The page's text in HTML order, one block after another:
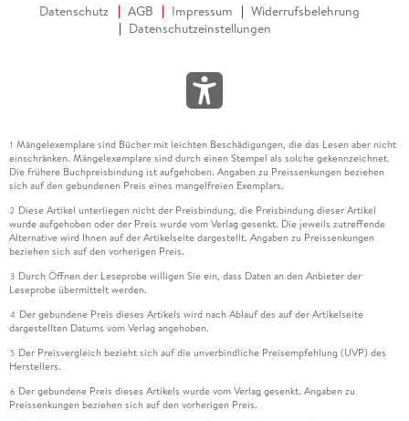
Datenschutz AGB Impressum
Widerrufsbelehrung
Datenschutzeinstellungen
1 Mängelexemplare sind Bücher mit leichten Beschädigungen, die das Lesen aber nicht
einschränken. Mängelexemplare sind durch einen Stempel als solche gekennzeichnet.
Die frühere Buchpreisbindung ist aufgehoben. Angaben zu Preissenkungen beziehen
sich auf den gebundenen Preis eines mangelfreien Exemplars.
2 Diese Artikel unterliegen nicht der Preisbindung, die Preisbindung dieser Artikel
wurde aufgehoben oder der Preis wurde vom Verlag gesenkt. Die jeweils zutreffende
Alternative wird Ihnen auf der Artikelseite dargestellt. Angaben zu Preissenkungen
beziehen sich auf den vorherigen Preis.
3 Durch Öffnen der Leseprobe willigen Sie ein, dass Daten an den Anbieter der
Leseprobe übermittelt werden.
4 Der gebundene Preis dieses Artikels wird nach Ablauf des auf der Artikelseite
dargestellten Datums vom Verlag angehoben.
5 Der Preisvergleich bezieht sich auf die unverbindliche Preisempfehlung (UVP) des
Herstellers.
6 Der gebundene Preis dieses Artikels wurde vom Verlag gesenkt. Angaben zu
Preissenkungen beziehen sich auf den vorherigen Preis.